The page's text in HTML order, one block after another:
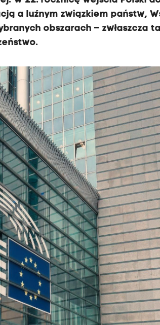
a luźnym związkiem państw,
obszarach – zwłaszcza